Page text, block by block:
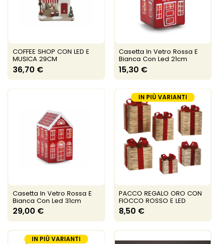
COFFEE SHOP CON LED E
MUSICA 29CM
36,70 €
Casetta In Vetro Rossa E
Bianca Con Led 21cm
15,30 €
Casetta In Vetro Rossa E
Bianca Con Led 31cm
29,00 €
IN PIÙ VARIANTI
PACCO REGALO ORO CON
FIOCCO ROSSO E LED
8,50 €
IN PIÙ VARIANTI